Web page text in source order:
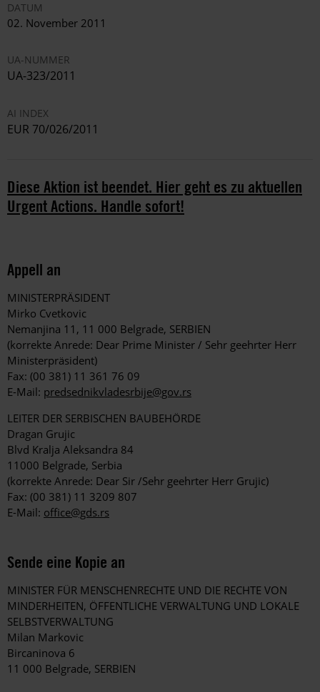
DATUM
02. November 2011
UA-NUMMER
UA-323/2011
AI INDEX
EUR 70/026/2011
Diese Aktion ist beendet. Hier geht es zu aktuellen
Urgent Actions. Handle sofort!
Appell an
MINISTERPRÄSIDENT
Mirko Cvetkovic
Nemanjina 11, 11 000 Belgrade, SERBIEN
(korrekte Anrede: Dear Prime Minister / Sehr geehrter Herr
Ministerpräsident)
Fax: (00 381) 11 361 76 09
E-Mail: predsednikvladesrbije@gov.rs
LEITER DER SERBISCHEN BAUBEHÖRDE
Dragan Grujic
Blvd Kralja Aleksandra 84
11000 Belgrade, Serbia
(korrekte Anrede: Dear Sir /Sehr geehrter Herr Grujic)
Fax: (00 381) 11 3209 807
E-Mail: office@gds.rs
Sende eine Kopie an
MINISTER FÜR MENSCHENRECHTE UND DIE RECHTE VON
MINDERHEITEN, ÖFFENTLICHE VERWALTUNG UND LOKALE
SELBSTVERWALTUNG
Milan Markovic
Bircaninova 6
11 000 Belgrade, SERBIEN